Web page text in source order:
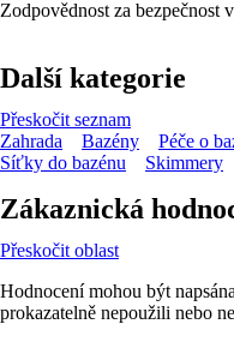
Zodpovědnost za bezpečnost
Další kategorie
Přeskočit seznam
Zahrada
Bazény Péče o
Síťky do bazénu
Skimmery
Zákaznická
Přeskočit oblast
Hodnocení mohou být
prokazatelně nepoužili nebo